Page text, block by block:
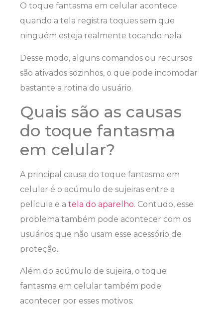
O toque fantasma em celular acontece
quando a tela registra toques sem que
ninguém esteja realmente tocando nela.
Desse modo, alguns comandos ou recursos
são ativados sozinhos, o que pode incomodar
bastante a rotina do usuário.
Quais são as causas
do toque fantasma
em celular?
A principal causa do toque fantasma em
celular é o acúmulo de sujeiras entre a
película e a tela do aparelho. Contudo, esse
problema também pode acontecer com os
usuários que não usam esse acessório de
proteção.
Além do acúmulo de sujeira, o toque
fantasma em celular também pode
acontecer por esses motivos: